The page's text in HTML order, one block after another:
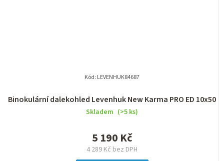
Binokulární dalekohled Levenhuk New Karma PRO ED 10x50
Skladem (>5 ks)
4 289 Kč bez DPH
5 190 Kč
Kód: LEVENHUK84687